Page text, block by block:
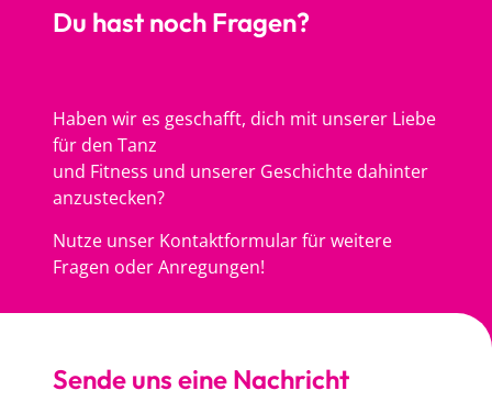
Du hast noch Fragen?
Haben wir es geschafft, dich mit unserer Liebe
für den Tanz
und Fitness und unserer Geschichte dahinter
anzustecken?
Nutze unser Kontaktformular für weitere
Fragen oder Anregungen!
Sende uns eine Nachricht